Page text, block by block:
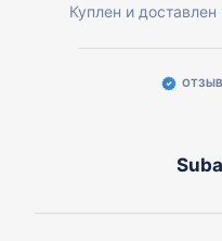
Куплен и